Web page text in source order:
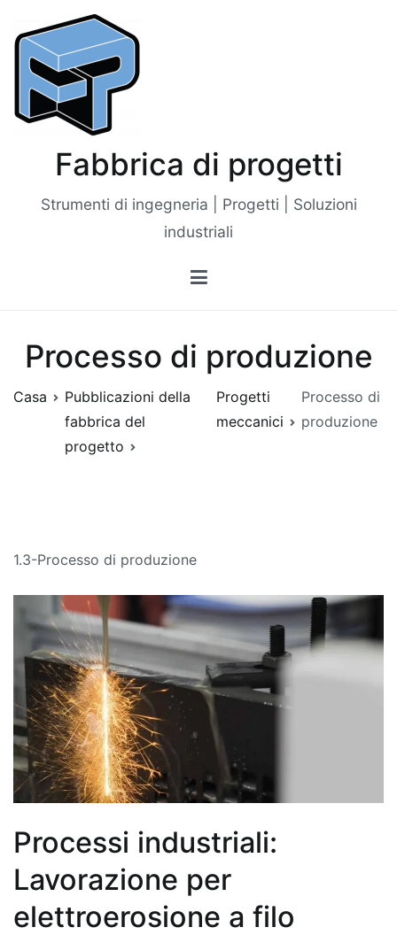
contenuto
Fabbrica di progetti
Strumenti di ingegneria | Progetti | Soluzioni
industriali
Processo di produzione
Casa
Pubblicazioni della
fabbrica del
progetto
Progetti
meccanici
Processo di
produzione
1.3-Processo di produzione
Processi industriali:
Lavorazione per
elettroerosione a filo